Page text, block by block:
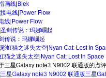
画线|Blek
线|Power Flow
传说：玛娜崛起
猫之迷失太空|Nyan Cat: Lost In Space
三星Galaxy note3 N9002 联通版的点评
三星